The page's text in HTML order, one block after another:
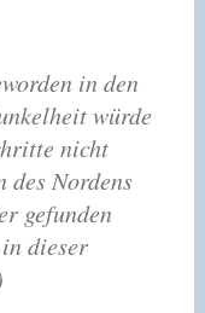
in den
würde
nicht
des Nordens
gefunden
dieser